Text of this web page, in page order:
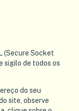
(Secure Socket
sigilo de todos os
do seu
site, observe